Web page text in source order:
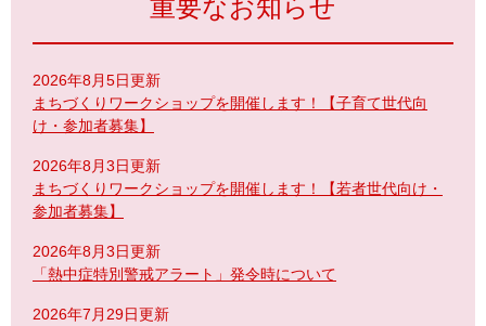
重要なお知らせ
2026年8月5日更新
まちづくりワークショップを開催します！【子育て世代向
け・参加者募集】
2026年8月3日更新
まちづくりワークショップを開催します！【若者世代向け・
参加者募集】
2026年8月3日更新
「熱中症特別警戒アラート」発令時について
2026年7月29日更新